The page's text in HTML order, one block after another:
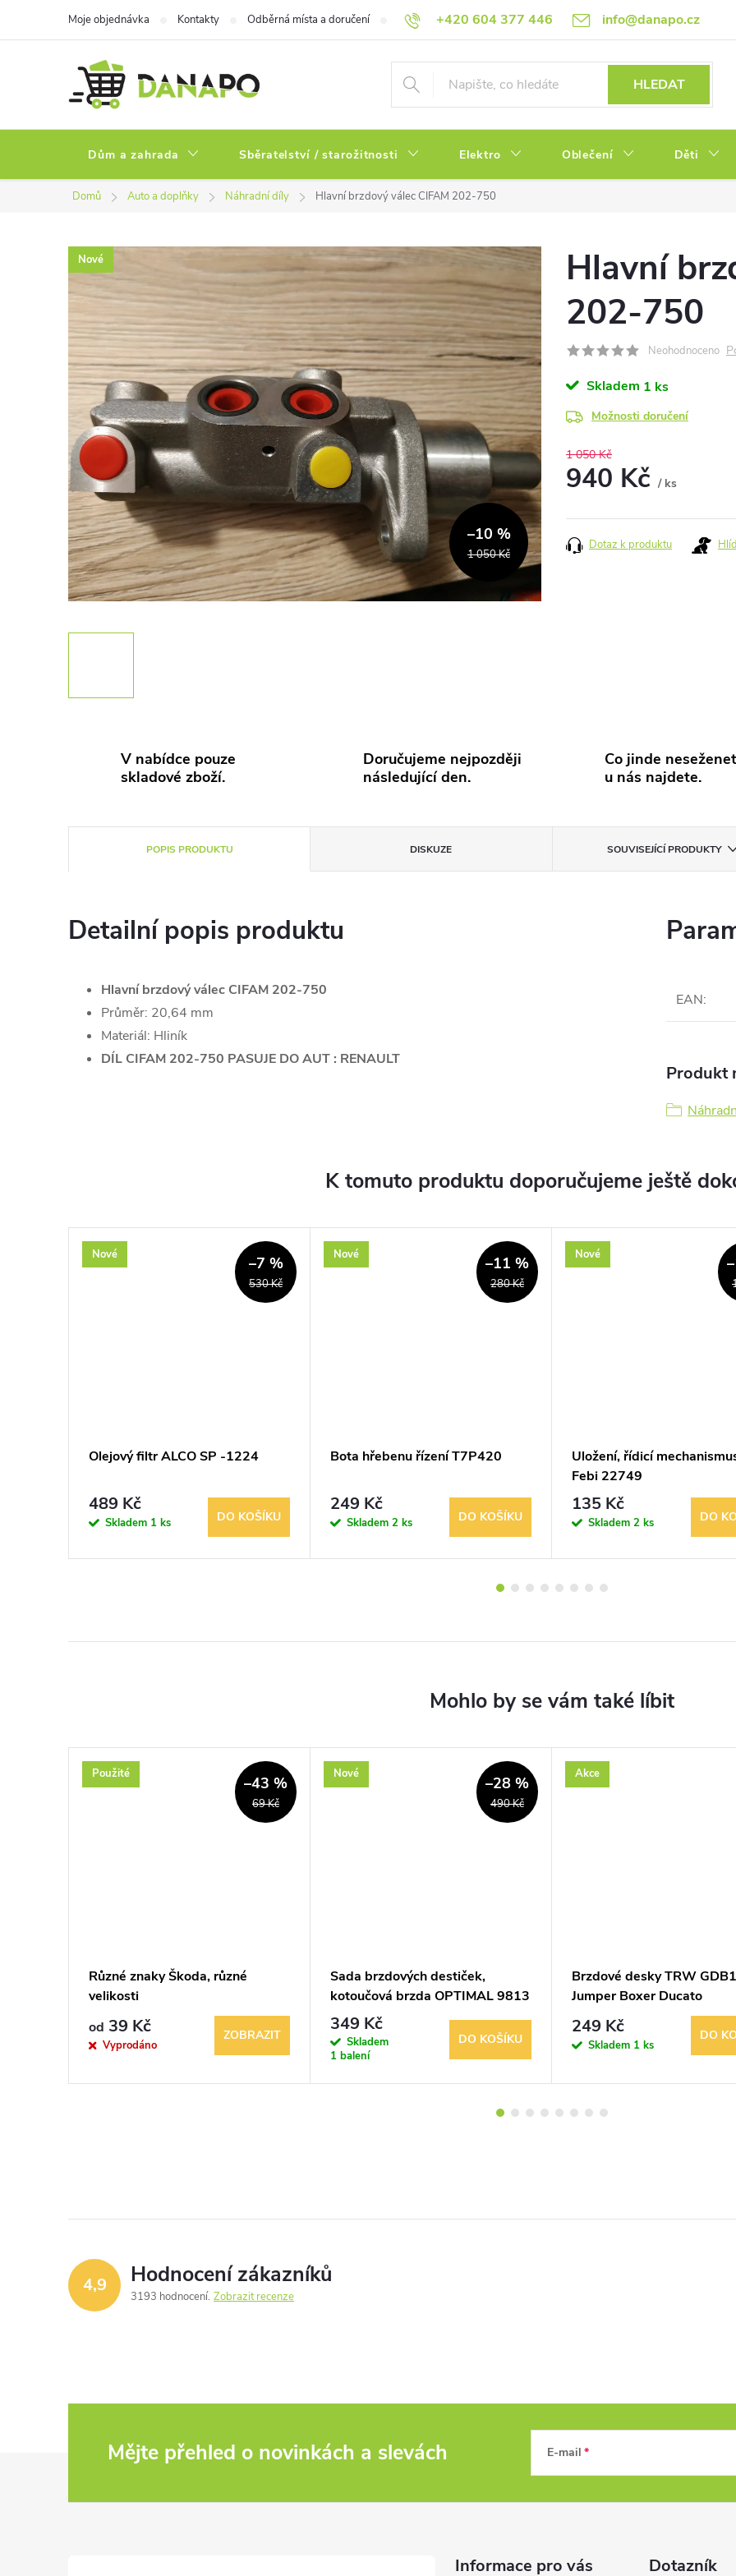
+420 604 377 446 info@danapo.cz
Moje objednávka Kontakty Odběrná místa a doručení Hodnocení obchodu Obchodní podmínky Reklamace a
HLEDAT
Dům a zahrada Sběratelství / starožitnosti Elektro Oblečení Děti
Domů Auto a doplňky Náhradní díly Hlavní brzdový válec CIFAM 202-750
Nové
1 050 Kč
–10 %
Hlavní
202-750
Neohodnoceno
Skladem 1 ks
Možnosti doručení
1 050 Kč
940 Kč / ks
cena:
Dotaz k produktu
V nabídce pouze
skladové zboží.
Doručujeme nejpozději
následující den.
Co jinde
u nás najdete.
POPIS PRODUKTU DISKUZE SOUVISEJÍCÍ PRODUKTY
Detailní popis produktu
Hlavní brzdový válec CIFAM 202-750
Průměr: 20,64 mm
Materiál: Hliník
DÍL CIFAM 202-750 PASUJE DO AUT : RENAULT
EAN:
Produkt
K tomuto produktu doporučujeme ještě
Nové
530 Kč
–7 %
Olejový filtr ALCO SP -1224
489 Kč
Skladem 1 ks DO KOŠÍKU
Nové
280 Kč
–11 %
Bota hřebenu řízení T7P420
249 Kč
Skladem 2 ks DO KOŠÍKU
Nové
Uložení, řídicí
Febi 22749
135 Kč
Skladem 2 ks DO
Použité
69 Kč
–43 %
Různé znaky Škoda, různé
velikosti
od 39 Kč
Vyprodáno
ZOBRAZIT
Nové
490 Kč
–28 %
Sada brzdových destiček,
kotoučová brzda OPTIMAL 9813
349 Kč
Skladem
1 balení
DO KOŠÍKU
Akce
Brzdové desky TRW
Jumper Boxer Ducato
249 Kč
Skladem 1 ks
DO
4,9 Hodnocení zákazníků
3193 hodnocení Zobrazit recenze
Mějte přehled o novinkách a slevách E-mail
Informace pro vás Dotazník